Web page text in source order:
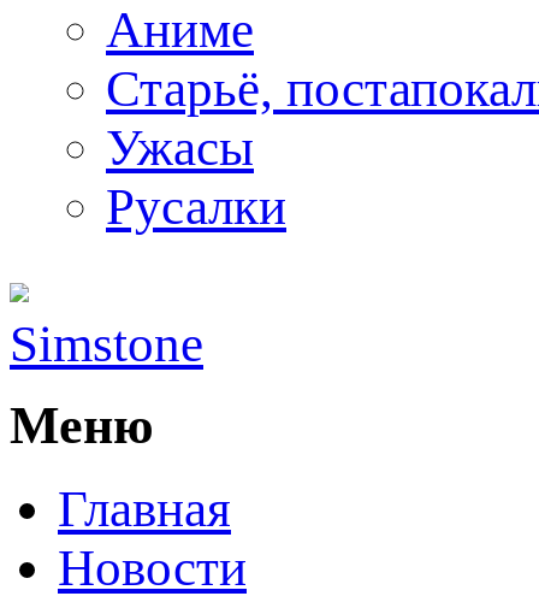
Аниме
Старьё,
Ужасы
Русалки
Simstone
Меню
Главная
Новости